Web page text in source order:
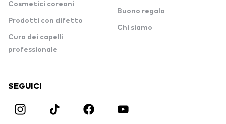
Cosmetici coreani
Prodotti con difetto
Cura dei capelli
professionale
Buono regalo
Chi siamo
SEGUICI